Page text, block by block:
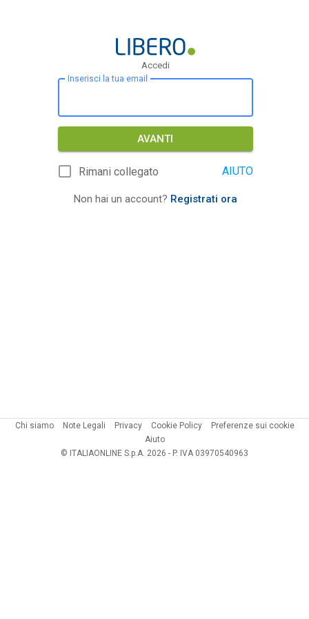
Accedi
Inserisci la tua email
AVANTI
Rimani collegato AIUTO
Non hai un account? Registrati ora
Chi siamo Note Legali Privacy Cookie Policy
Preferenze sui cookie
Aiuto
© ITALIAONLINE S.p.A. 2026 - P. IVA 03970540963